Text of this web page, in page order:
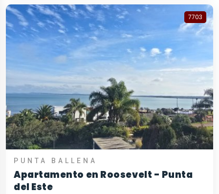
7703
PUNTA BALLENA
Apartamento en Roosevelt - Punta
del Este